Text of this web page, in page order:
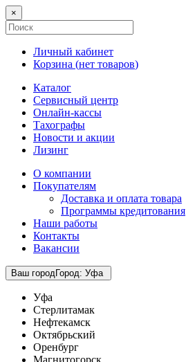
×
Личный кабинет
Корзина (нет товаров)
Каталог
Сервисный центр
Онлайн-кассы
Тахографы
Новости и акции
Лизинг
О компании
Покупателям
Доставка и оплата товара
Программы кредитования
Наши работы
Контакты
Вакансии
Ваш городГород: Уфа
Уфа
Стерлитамак
Нефтекамск
Октябрьский
Оренбург
Магнитогорск